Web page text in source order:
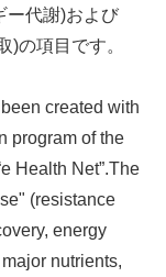
ー代謝)および
)の項目です。
created with
program of the
Health Net”.The
(resistance
energy
nutrients,